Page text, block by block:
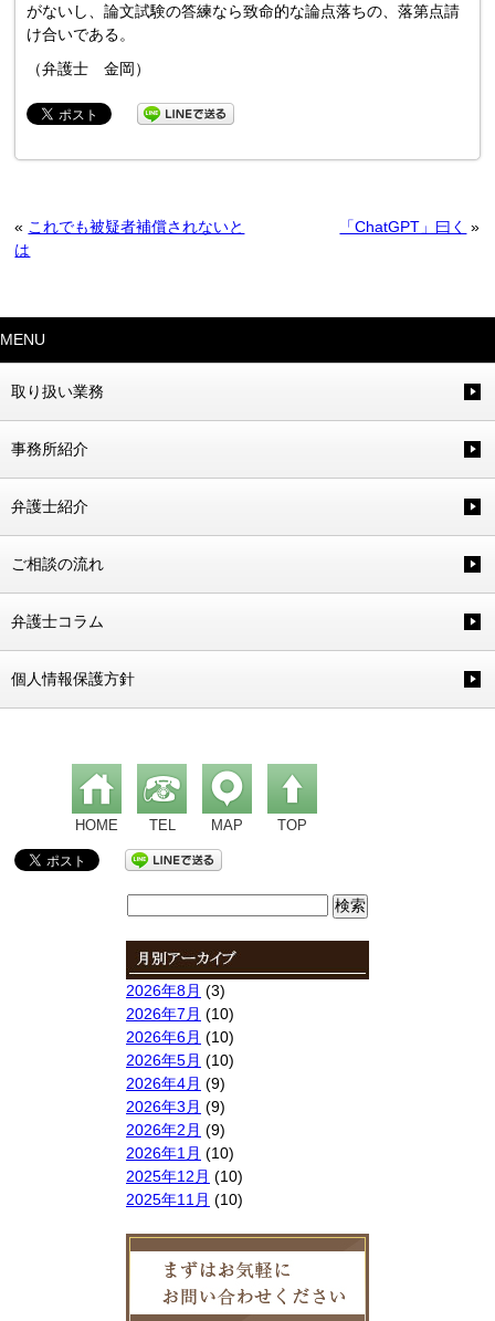
がないし、論文試験の答練なら致命的な論点落ちの、落第点請
け合いである。
（弁護士 金岡）
« これでも被疑者補償されないと
は
「ChatGPT」曰く »
MENU
取り扱い業務
事務所紹介
弁護士紹介
ご相談の流れ
弁護士コラム
個人情報保護方針
HOME TEL MAP TOP
2026年8月 (3)
2026年7月 (10)
2026年6月 (10)
2026年5月 (10)
2026年4月 (9)
2026年3月 (9)
2026年2月 (9)
2026年1月 (10)
2025年12月 (10)
2025年11月 (10)
2025年8月(9)
2025年7月(10)
2025年6月(10)